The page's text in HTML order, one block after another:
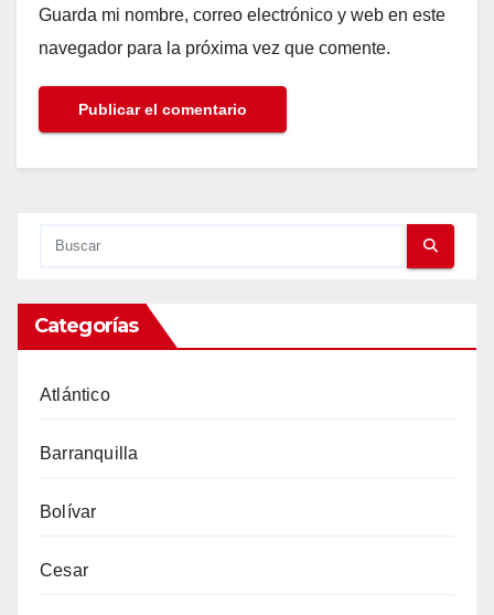
Guarda mi nombre, correo electrónico y web en este
navegador para la próxima vez que comente.
Categorías
Atlántico
Barranquilla
Bolívar
Cesar